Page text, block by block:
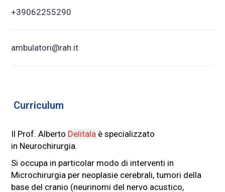
+39062255290
ambulatori@rah.it
Curriculum
Il Prof. Alberto Delitala è specializzato
in Neurochirurgia.
Si occupa in particolar modo di interventi in
Microchirurgia per neoplasie cerebrali, tumori della
base del cranio (neurinomi del nervo acustico,